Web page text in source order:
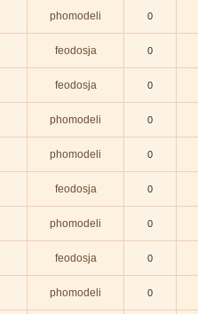
phomodeli 0
feodosja 0
feodosja 0
phomodeli 0
phomodeli 0
feodosja 0
phomodeli 0
feodosja 0
phomodeli 0